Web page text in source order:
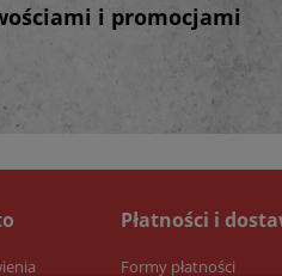
i promocjami
Płatności i
Formy płatności